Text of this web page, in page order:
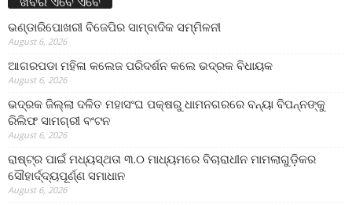
ଭଣ୍ଡାରିପୋଖରୀ ବିଜେପିର ସାମ୍ବାଦିକ ସମ୍ମିଳନୀ
August 6, 2026
ଆଗରପଡା ମହିଳା କଲେଜ ପରିଦର୍ଶନ କଲେ ଭଦ୍ରକ ବିଧାୟକ
August 6, 2026
ଭଦ୍ରକ ଜିଲ୍ଲା ଦଳିତ ମହାସଂଘ ପକ୍ଷରୁ ଧାମନଗରରେ ବନ୍ୟା ବିପନ୍ନଙ୍କୁ
ରିଲିଫ ସାମଗ୍ରୀ ବଂଟନ
August 6, 2026
ରାଷ୍ଟ୍ର ପାଇଁ ମଧ୍ୟସ୍ଥତା ୩.୦ ମାଧ୍ୟମରେ ବିଚାରାଧୀନ ମାମଲାଗୁଡ଼ିକର
ସୌହାର୍ଦ୍ଦ୍ୟପୂର୍ଣ୍ଣ ସମାଧାନ
August 6, 2026